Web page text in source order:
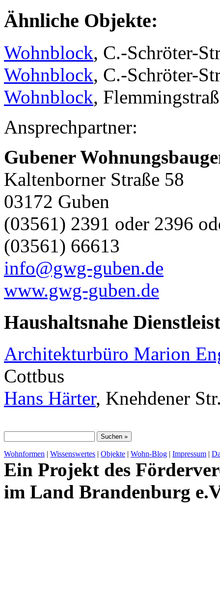
Ähnliche Objekte:
Wohnblock, C.-Schröter-
Wohnblock, C.-Schröter-
Wohnblock,
Ansprechpartner:
Gubener
Kaltenborner Straße 58
03172 Guben
(03561) 2391 oder 2396
(03561) 66613
info@gwg-guben.de
www.gwg-guben.de
Haushaltsnahe
Architekturbüro Marion
Cottbus
Hans Härter, Knehdener
Wohnformen | Wissenswertes | Objekte | Wohn-Blog | Impressum |
Ein Projekt des
im Land Brandenburg